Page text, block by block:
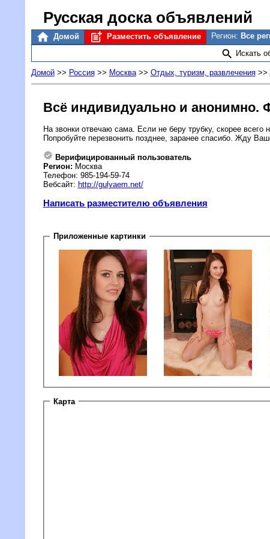
Русская доска объявлений
Домой Разместить объявление Регион: Все
Искать
Домой>> Россия>> Москва>> Отдых, туризм, развлечения>>
Всё индивидуально и анонимно.
На звонки отвечаю сама. Если не беру трубку, скорее всего
Попробуйте перезвонить позднее, заранее спасибо. Жду
Верифицированный пользователь
Регион: Москва
Телефон: 985-194-59-74
Вебсайт: http://gulyaem.net/
Написать разместителю объявления
Приложенные картинки
Карта